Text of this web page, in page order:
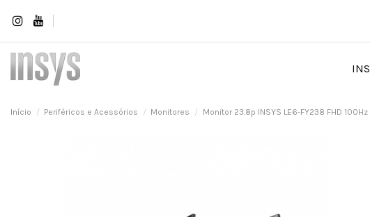
Início Periféricos e Acessórios Monitores Monitor 23.8p INSYS LE6-FY238 FHD